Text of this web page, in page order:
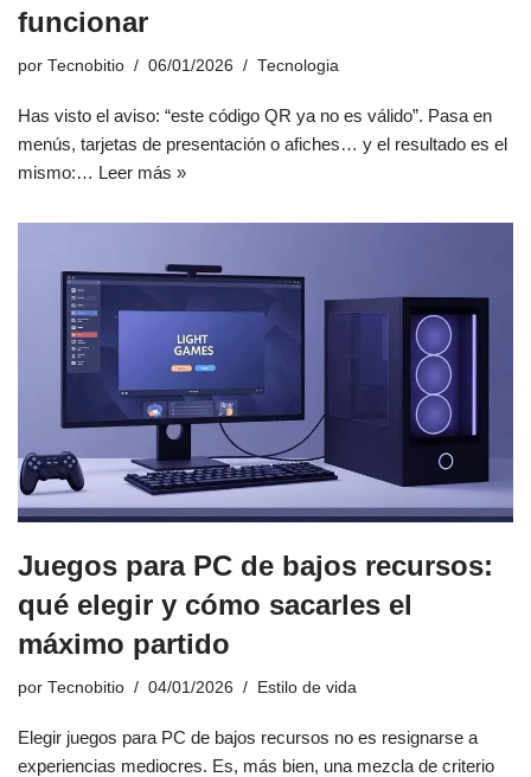
funcionar
por Tecnobitio 06/01/2026 Tecnologia
Has visto el aviso: “este código QR ya no es válido”. Pasa en
menús, tarjetas de presentación o afiches… y el resultado es el
mismo:… Leer más »
Juegos para PC de bajos recursos:
qué elegir y cómo sacarles el
máximo partido
por Tecnobitio 04/01/2026 Estilo de vida
Elegir juegos para PC de bajos recursos no es resignarse a
experiencias mediocres. Es, más bien, una mezcla de criterio